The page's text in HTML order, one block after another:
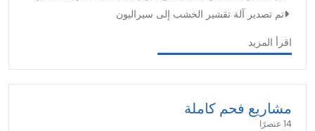
تم تصدير آلة تقشير الخشب إلى سيراليون
اقرأ المزيد
مشاريع فحم كاملة
14 عنصرًا